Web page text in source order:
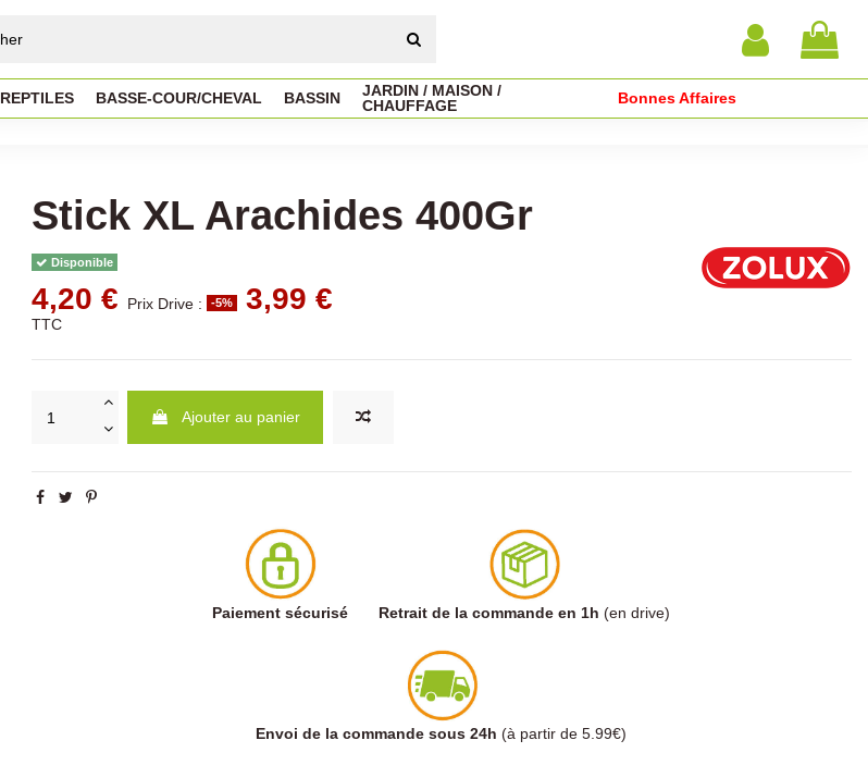
REPTILES BASSE-COUR/CHEVAL BASSIN
JARDIN / MAISON /
CHAUFFAGE
Bonnes Affaires
Stick XL Arachides 400Gr
Disponible
4,20 € Prix Drive : -5% 3,99 €
TTC
Ajouter au panier
Paiement sécurisé Retrait de la commande en 1h (en drive)
Envoi de la commande sous 24h (à partir de 5.99€)